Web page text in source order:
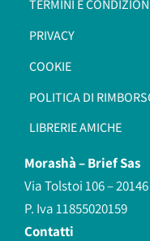
TERMINI E
PRIVACY
COOKIE
POLITICA DI
LIBRERIE AMICHE
Morashà –Brief Sas
Via Tolstoi 106 –
P. Iva 11855020159
Contatti